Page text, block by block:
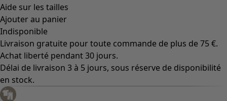
Aide sur les tailles
Ajouter au panier
Indisponible
Livraison gratuite pour toute commande de plus de 75 €.
Achat liberté pendant 30 jours.
Délai de livraison 3 à 5 jours, sous réserve de disponibilité
en stock.